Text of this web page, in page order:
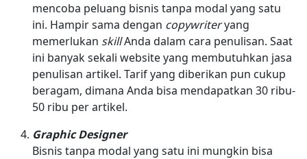
mencoba peluang bisnis tanpa modal yang satu
ini. Hampir sama dengan copywriteryang
memerlukan skillAnda dalam cara penulisan. Saat
ini banyak sekali website yang membutuhkan jasa
penulisan artikel. Tarif yang diberikan pun cukup
beragam, dimana Anda bisa mendapatkan 30 ribu-
50 ribu per artikel.
Graphic Designer
Bisnis tanpa modal yang satu ini mungkin bisa